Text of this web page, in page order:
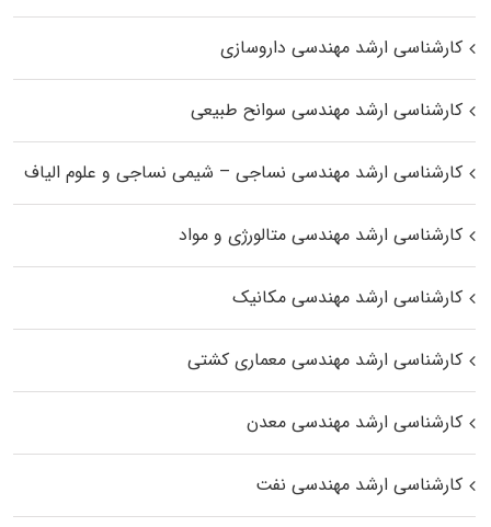
کارشناسی ارشد مهندسی داروسازی
کارشناسی ارشد مهندسی سوانح طبیعی
کارشناسی ارشد مهندسی نساجی – شیمی نساجی و علوم الیاف
کارشناسی ارشد مهندسی متالورژی و مواد
کارشناسی ارشد مهندسی مکانیک
کارشناسی ارشد مهندسی معماری کشتی
کارشناسی ارشد مهندسی معدن
کارشناسی ارشد مهندسی نفت